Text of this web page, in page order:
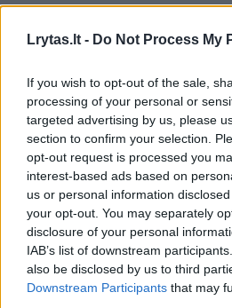
Lrytas.lt - Do Not Process My
If you wish to opt-out of the sale,
processing of your personal or
targeted advertising by us, please
section to confirm your selection.
opt-out request is processed you
interest-based ads based on
us or personal information
your opt-out. You may separately
disclosure of your personal
IAB’s list of downstream
also be disclosed by us to third
Downstream Participants that may
Lietuvos diena Nelaimės